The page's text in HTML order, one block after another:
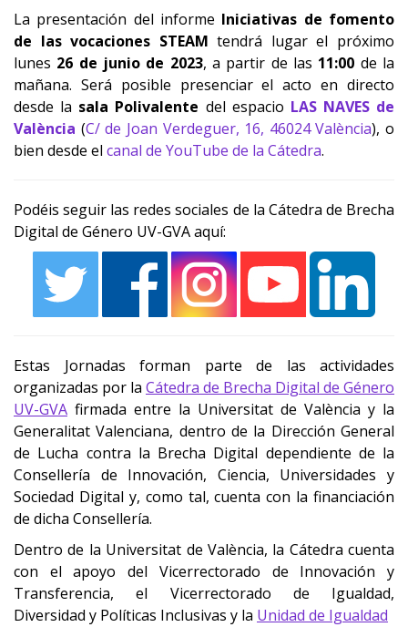
La presentación del informe Iniciativas de fomento
de las vocaciones STEAM tendrá lugar el próximo
lunes 26 de junio de 2023, a partir de las 11:00 de la
mañana. Será posible presenciar el acto en directo
desde la sala Polivalente del espacio LAS NAVES de
València (C/ de Joan Verdeguer, 16, 46024 València), o
bien desde el canal de YouTube de la Cátedra.
Podéis seguir las redes sociales de la Cátedra de Brecha
Digital de Género UV-GVA aquí:
Estas Jornadas forman parte de las actividades
organizadas por la Cátedra de Brecha Digital de Género
UV-GVA firmada entre la Universitat de València y la
Generalitat Valenciana, dentro de la Dirección General
de Lucha contra la Brecha Digital dependiente de la
Consellería de Innovación, Ciencia, Universidades y
Sociedad Digital y, como tal, cuenta con la financiación
de dicha Consellería.
Dentro de la Universitat de València, la Cátedra cuenta
con el apoyo del Vicerrectorado de Innovación y
Transferencia, el Vicerrectorado de Igualdad,
Diversidad y Políticas Inclusivas y la Unidad de Igualdad